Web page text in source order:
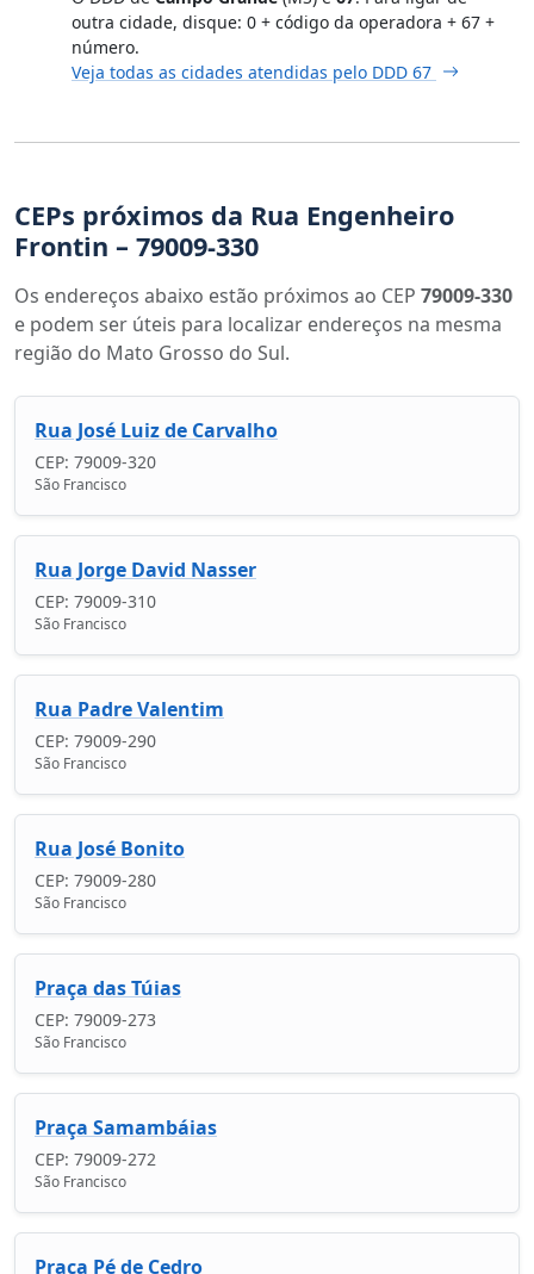
outra cidade, disque: 0 + código da operadora + 67 +
número.
Veja todas as cidades atendidas pelo DDD 67
CEPs próximos da Rua Engenheiro
Frontin – 79009-330
Os endereços abaixo estão próximos ao CEP 79009-330
e podem ser úteis para localizar endereços na mesma
região do Mato Grosso do Sul.
Rua José Luiz de Carvalho
CEP: 79009-320
São Francisco
Rua Jorge David Nasser
CEP: 79009-310
São Francisco
Rua Padre Valentim
CEP: 79009-290
São Francisco
Rua José Bonito
CEP: 79009-280
São Francisco
Praça das Túias
CEP: 79009-273
São Francisco
Praça Samambáias
CEP: 79009-272
São Francisco
Praça Pé de Cedro